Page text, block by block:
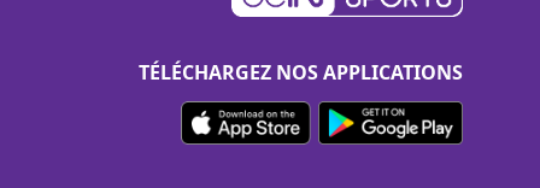
TÉLÉCHARGEZ NOS APPLICATIONS